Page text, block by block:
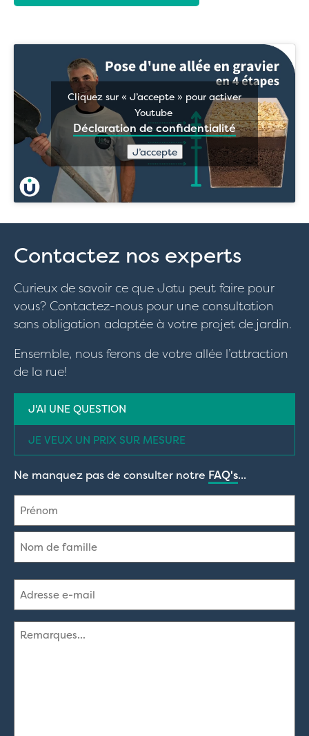
Cliquez sur « J’accepte » pour activer
Youtube
Déclaration de confidentialité
J’accepte
Contactez nos experts
Curieux de savoir ce que Jatu peut faire pour
vous? Contactez-nous pour une consultation
sans obligation adaptée à votre projet de jardin.
Ensemble, nous ferons de votre allée l’attraction
de la rue!
demande
(Nécessaire)
J'AI UNE QUESTION
JE VEUX UN PRIX SUR MESURE
Ne manquez pas de consulter notre FAQ's...
Nom
(Nécessaire)
Prénom
Adresse
e-
mail
(Nécessaire)
Commentaires
(Nécessaire)